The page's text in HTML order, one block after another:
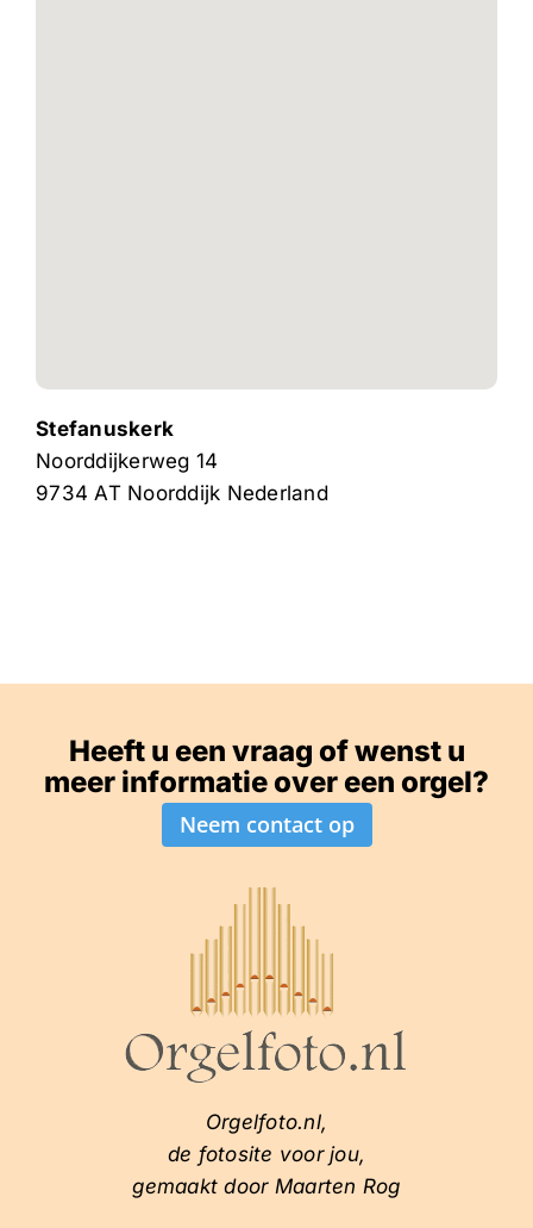
Stefanuskerk
Noorddijkerweg 14
9734 AT Noorddijk Nederland
Heeft u een vraag of wenst u
meer informatie over een orgel?
Neem contact op
Orgelfoto.nl,
de fotosite voor jou,
gemaakt door Maarten Rog